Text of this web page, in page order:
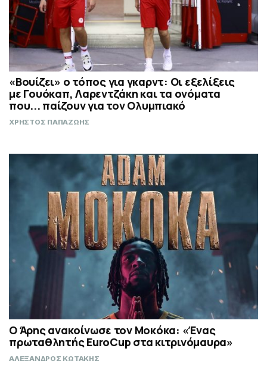
«Βουίζει» ο τόπος για γκαρντ: Οι εξελίξεις
με Γουόκαπ, Λαρεντζάκη και τα ονόματα
που... παίζουν για τον Ολυμπιακό
ΧΡΗΣΤΟΣ ΠΑΠΑΖΩΗΣ
Ο Άρης ανακοίνωσε τον Μοκόκα: «Ένας
πρωταθλητής EuroCup στα κιτρινόμαυρα»
ΑΛΕΞΑΝΔΡΟΣ ΚΩΤΑΚΗΣ